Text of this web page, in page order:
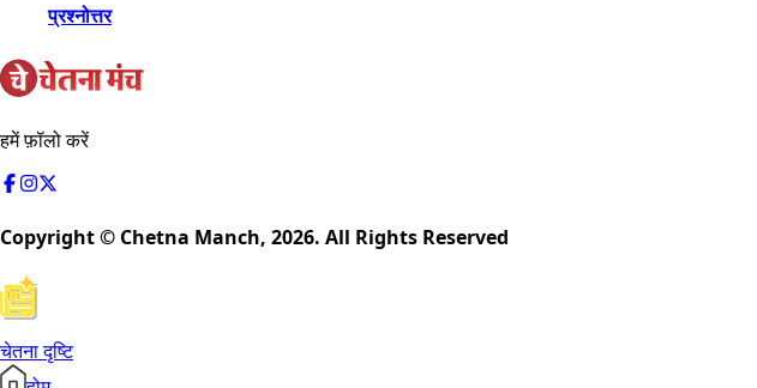
प्रश्नोत्तर
हमें फ़ॉलो करें
Copyright © Chetna Manch, 2026. All Rights Reserved
चेतना दृष्टि